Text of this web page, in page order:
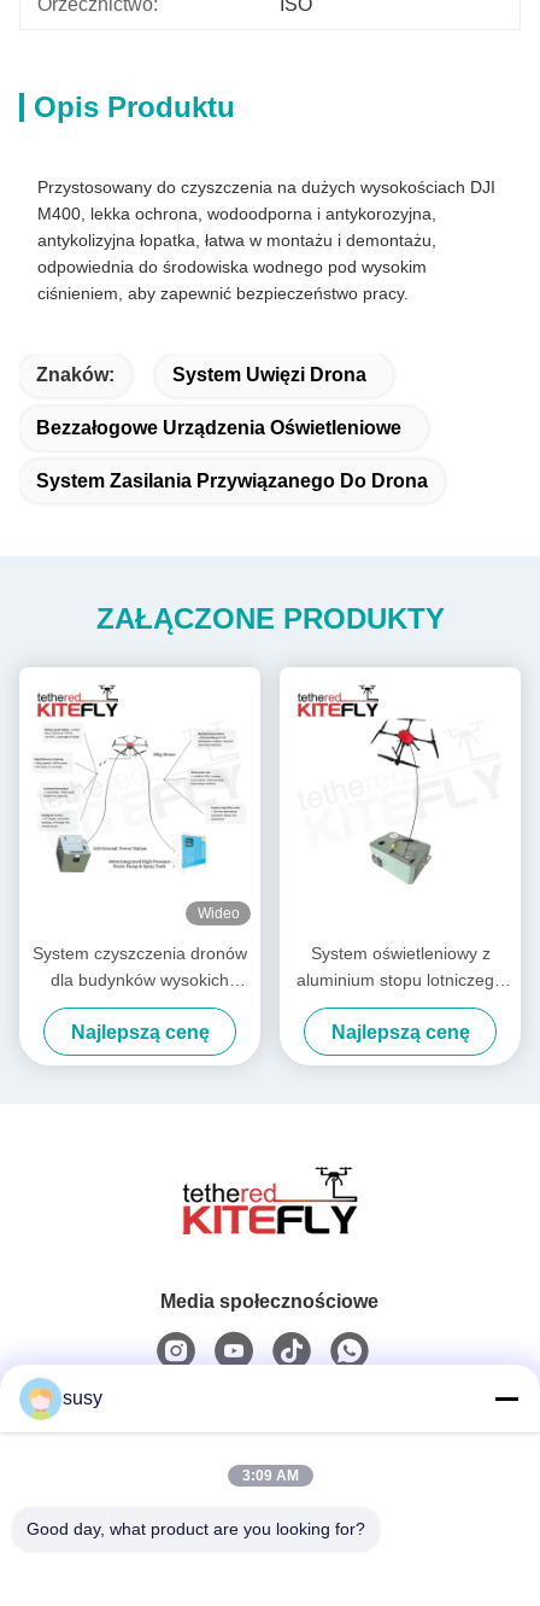
Orzecznictwo: ISO
Opis Produktu
Przystosowany do czyszczenia na dużych wysokościach DJI
M400, lekka ochrona, wodoodporna i antykorozyjna,
antykolizyjna łopatka, łatwa w montażu i demontażu,
odpowiednia do środowiska wodnego pod wysokim
ciśnieniem, aby zapewnić bezpieczeństwo pracy.
Znaków: System Uwięzi Drona
Bezzałogowe Urządzenia Oświetleniowe
System Zasilania Przywiązanego Do Drona
ZAŁĄCZONE PRODUKTY
Wideo
System czyszczenia dronów
dla budynków wysokich
Kitefly
Najlepszą cenę
System oświetleniowy z
aluminium stopu lotniczego
M40 IP54 Kitefly
Najlepszą cenę
Media społecznościowe
0086-19952400441
susy
3:09 AM
Good day, what product are you looking for?